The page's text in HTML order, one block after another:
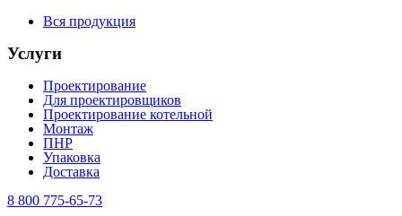
Вся продукция
Услуги
Проектирование
Для проектировщиков
Проектирование котельной
Монтаж
ПНР
Упаковка
Доставка
8 800 775-65-73